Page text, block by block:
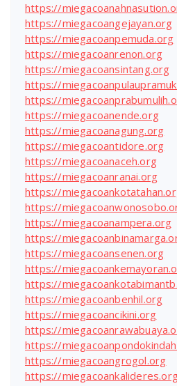
https://
https://miegacoangejayan.org
https://miegacoanpemuda.org
https://miegacoanrenon.org
https://miegacoansintang.org
https://
https://
https://miegacoanende.org
https://miegacoanagung.org
https://miegacoantidore.org
https://miegacoanaceh.org
https://miegacoanranai.org
https://
https://
https://miegacoanampera.org
https://
https://miegacoansenen.org
https://
https://
https://miegacoanbenhil.org
https://miegacoancikini.org
https://
https://
https://miegacoangrogol.org
https://